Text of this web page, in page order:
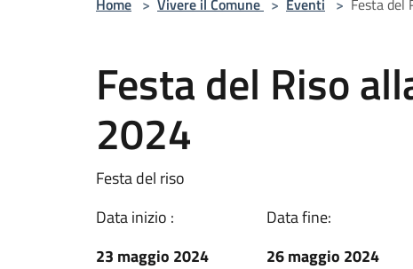
Home > Vivere il Comune > Eventi > Festa del
Festa del Riso
2024
Festa del riso
Data inizio :
23 maggio 2024
Data fine:
26 maggio 2024